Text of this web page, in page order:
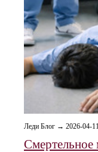
Леди Блог → 2026-04-11
Смертельное